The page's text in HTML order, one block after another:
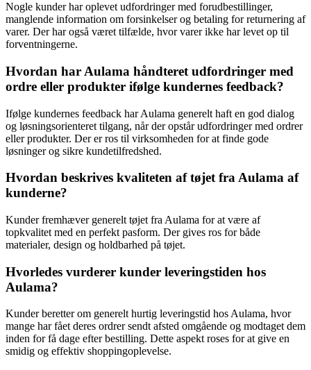
Nogle kunder har oplevet udfordringer med forudbestillinger,
manglende information om forsinkelser og betaling for returnering af
varer. Der har også været tilfælde, hvor varer ikke har levet op til
forventningerne.
Hvordan har Aulama håndteret udfordringer med
ordre eller produkter ifølge kundernes feedback?
Ifølge kundernes feedback har Aulama generelt haft en god dialog
og løsningsorienteret tilgang, når der opstår udfordringer med ordrer
eller produkter. Der er ros til virksomheden for at finde gode
løsninger og sikre kundetilfredshed.
Hvordan beskrives kvaliteten af tøjet fra Aulama af
kunderne?
Kunder fremhæver generelt tøjet fra Aulama for at være af
topkvalitet med en perfekt pasform. Der gives ros for både
materialer, design og holdbarhed på tøjet.
Hvorledes vurderer kunder leveringstiden hos
Aulama?
Kunder beretter om generelt hurtig leveringstid hos Aulama, hvor
mange har fået deres ordrer sendt afsted omgående og modtaget dem
inden for få dage efter bestilling. Dette aspekt roses for at give en
smidig og effektiv shoppingoplevelse.